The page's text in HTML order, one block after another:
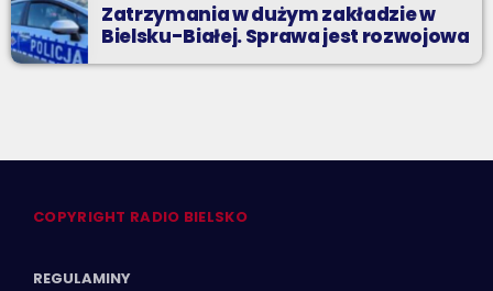
Zatrzymania w dużym zakładzie w
Bielsku-Białej. Sprawa jest rozwojowa
COPYRIGHT RADIO BIELSKO
REGULAMINY